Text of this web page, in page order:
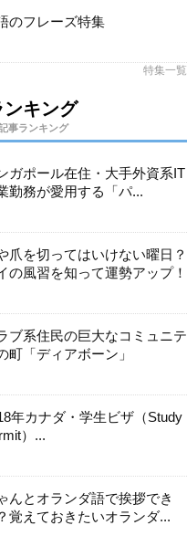
のフレーズ特集
特集一覧
ンキング
事ランキング
ガポール在住・大手外資系IT
勤務が愛用する「パ...
爪を切ってはいけない曜日？
の風習を知って運勢アップ！
ブ系住民の巨大なコミュニテ
町「ディアボーン」
年カナダ・学生ビザ（Study
）...
んとオランダ語で挨拶でき
覚えておきたいオランダ...